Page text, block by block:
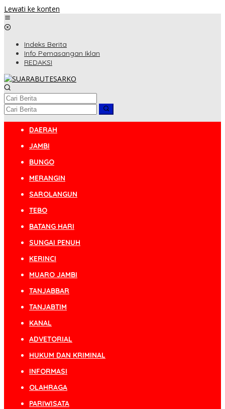
Lewati ke konten
Indeks Berita
Info Pemasangan Iklan
REDAKSI
DAERAH
JAMBI
BUNGO
MERANGIN
SAROLANGUN
TEBO
BATANG HARI
SUNGAI PENUH
KERINCI
MUARO JAMBI
TANJABBAR
TANJABTIM
KANAL
ADVETORIAL
HUKUM DAN KRIMINAL
INFORMASI
OLAHRAGA
PARIWISATA